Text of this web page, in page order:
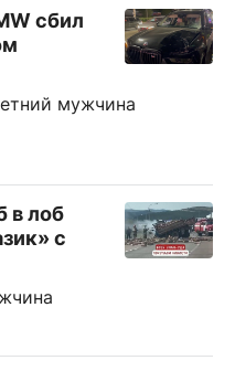
сбил
мужчина
в лоб
с